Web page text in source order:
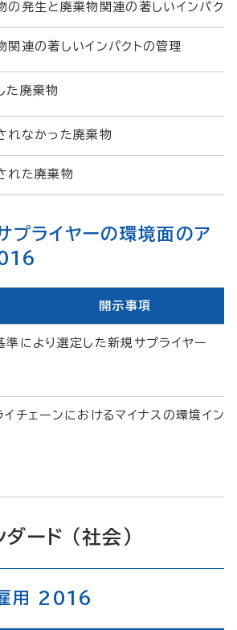
の発生と廃棄物関連の著しいインパクト
関連の著しいインパクトの管理
た廃棄物
れなかった廃棄物
れた廃棄物
ライヤーの環境面のア
開示事項
準により選定した新規サプライヤー
イチェーンにおけるマイナスの環境イン
ード （社会）
用 2016